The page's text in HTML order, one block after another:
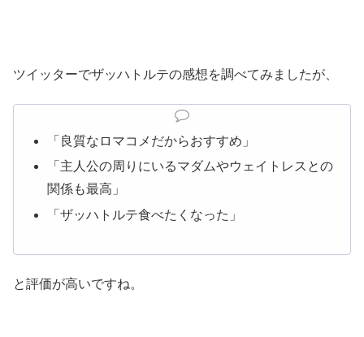
ツイッターでザッハトルテの感想を調べてみましたが、
「良質なロマコメだからおすすめ」
「主人公の周りにいるマダムやウェイトレスとの
関係も最高」
「ザッハトルテ食べたくなった」
と評価が高いですね。